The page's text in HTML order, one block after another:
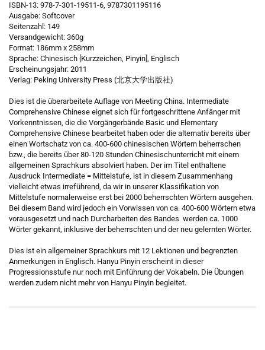
ISBN-13: 978-7-301-19511-6, 9787301195116
Ausgabe: Softcover
Seitenzahl: 149
Versandgewicht: 360g
Format: 186mm x 258mm
Sprache: Chinesisch [Kurzzeichen, Pinyin], Englisch
Erscheinungsjahr: 2011
Verlag: Peking University Press (北京大学出版社)
Dies ist die überarbeitete Auflage von Meeting China. Intermediate
Comprehensive Chinese eignet sich für fortgeschrittene Anfänger mit
Vorkenntnissen, die die Vorgängerbände Basic und Elementary
Comprehensive Chinese bearbeitet haben oder die alternativ bereits über
einen Wortschatz von ca. 400-600 chinesischen Wörtern beherrschen
bzw., die bereits über 80-120 Stunden Chinesischunterricht mit einem
allgemeinen Sprachkurs absolviert haben. Der im Titel enthaltene
Ausdruck Intermediate = Mittelstufe, ist in diesem Zusammenhang
vielleicht etwas irreführend, da wir in unserer Klassifikation von
Mittelstufe normalerweise erst bei 2000 beherrschten Wörtern ausgehen.
Bei diesem Band wird jedoch ein Vorwissen von ca. 400-600 Wörtern etwa
vorausgesetzt und nach Durcharbeiten des Bandes werden ca. 1000
Wörter gekannt, inklusive der beherrschten und der neu gelernten Wörter.
Dies ist ein allgemeiner Sprachkurs mit 12 Lektionen und begrenzten
Anmerkungen in Englisch. Hanyu Pinyin erscheint in dieser
Progressionsstufe nur noch mit Einführung der Vokabeln. Die Übungen
werden zudem nicht mehr von Hanyu Pinyin begleitet.